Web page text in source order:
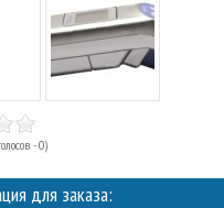
- 0)
для заказа: